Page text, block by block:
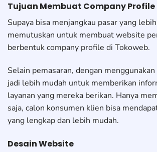
Tujuan Membuat Company Profile
Supaya bisa menjangkau pasar yang
memutuskan untuk membuat website
berbentuk company profile di Tokoweb.
Selain pemasaran, dengan
jadi lebih mudah untuk memberikan
layanan yang mereka berikan. Hanya
saja, calon konsumen klien bisa
yang lengkap dan lebih mudah.
Desain Website